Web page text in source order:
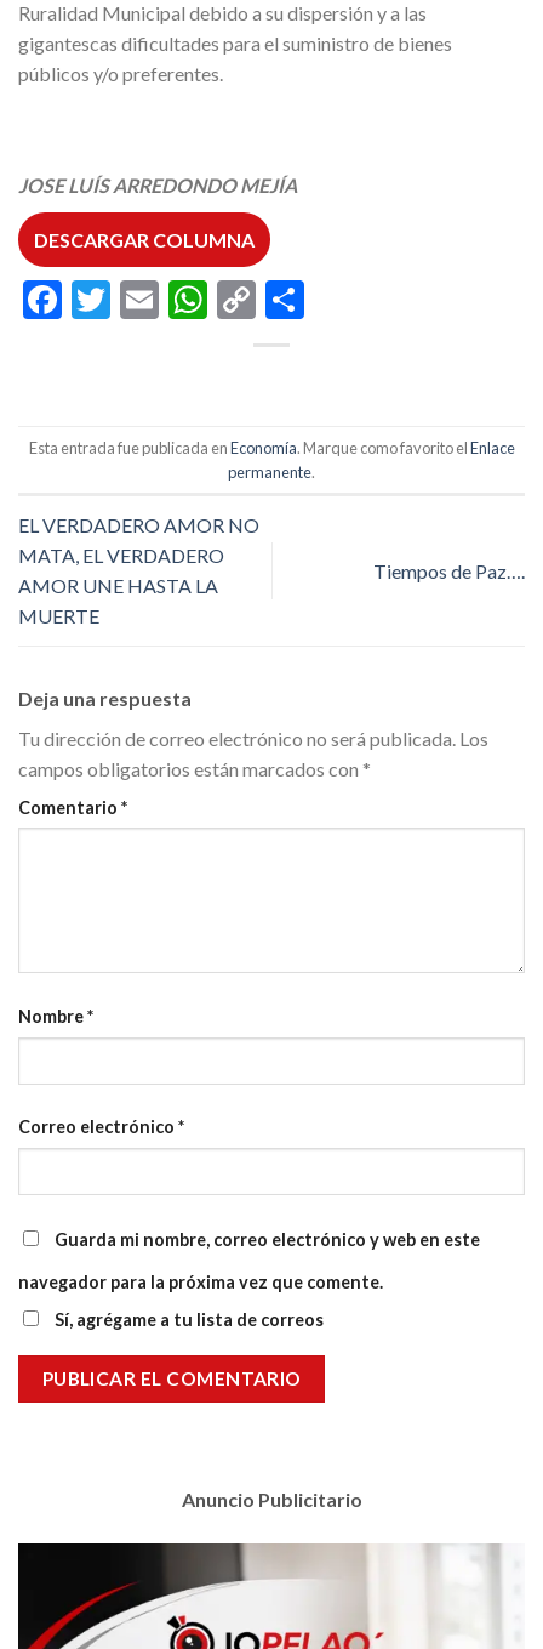
Ruralidad Municipal debido a su dispersión y a las
gigantescas dificultades para el suministro de bienes
públicos y/o preferentes.
JOSE LUÍS ARREDONDO MEJÍA
DESCARGAR COLUMNA
Facebook
Twitter
EmailWhatsApp
Copy
Link
Esta entrada fue publicada enEconomía. Marque como favorito elEnlace
permanente.
EL VERDADERO AMOR NO
MATA, EL VERDADERO
AMOR UNE HASTA LA
MUERTE
Tiempos de Paz….
Deja una respuesta
Tu dirección de correo electrónico no será publicada. Los
campos obligatorios están marcados con *
Comentario *
Nombre*
Correo electrónico *
Guarda mi nombre, correo electrónico y web en este
navegador para la próxima vez que comente.
Sí, agrégame a tu lista de correos
Anuncio Publicitario